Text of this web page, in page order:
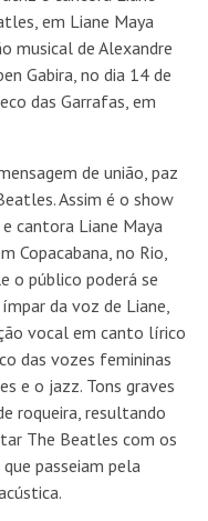
em Liane Maya
musical de Alexandre
Gabira, no dia 14 de
das Garrafas, em
de união, paz
Assim é o show
cantora Liane Maya
Copacabana, no Rio,
o público poderá se
da voz de Liane,
vocal em canto lírico
das vozes femininas
e o jazz. Tons graves
roqueira, resultando
The Beatles com os
passeiam pela